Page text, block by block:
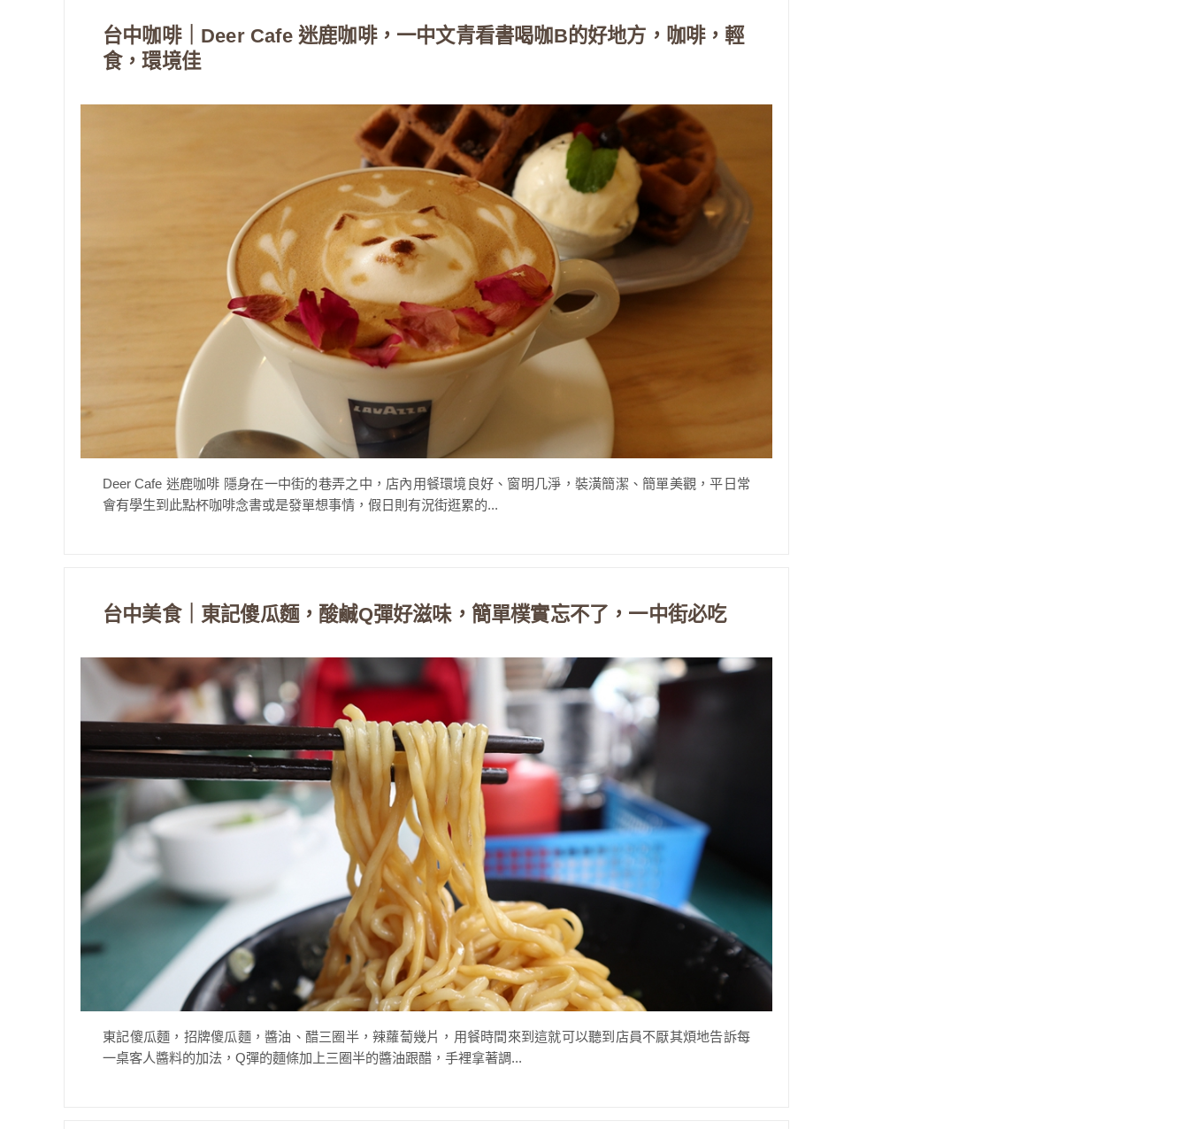
台中咖啡｜Deer Cafe 迷鹿咖啡，一中文青看書喝咖B的好地方，咖啡，輕
食，環境佳
Deer Cafe 迷鹿咖啡 隱身在一中街的巷弄之中，店內用餐環境良好、窗明几淨，裝潢簡潔、簡單美觀，平日常
會有學生到此點杯咖啡念書或是發單想事情，假日則有況街逛累的...
台中美食｜東記傻瓜麵，酸鹹Q彈好滋味，簡單樸實忘不了，一中街必吃
東記傻瓜麵，招牌傻瓜麵，醬油、醋三圈半，辣蘿蔔幾片，用餐時間來到這就可以聽到店員不厭其煩地告訴每
一桌客人醬料的加法，Q彈的麵條加上三圈半的醬油跟醋，手裡拿著調...